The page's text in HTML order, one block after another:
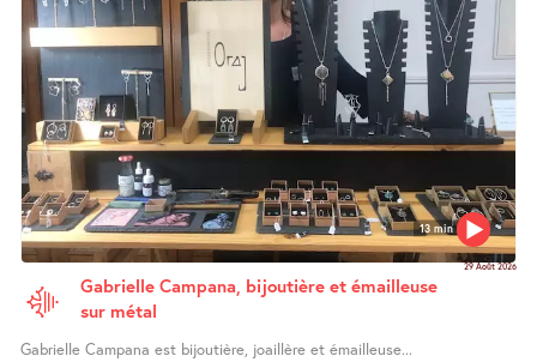
13 min
29 Août 2026
Gabrielle Campana, bijoutière et émailleuse
sur métal
Gabrielle Campana est bijoutière, joaillère et émailleuse...